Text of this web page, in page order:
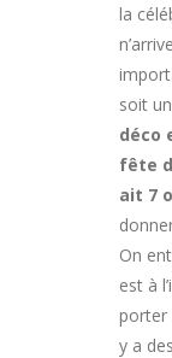
la
soit
déco
fête
ait 7
On
est à
porter
y a